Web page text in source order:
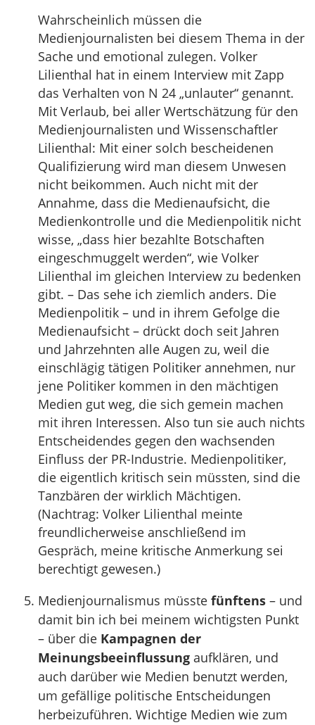
Wahrscheinlich müssen die
Medienjournalisten bei diesem Thema in der
Sache und emotional zulegen. Volker
Lilienthal hat in einem Interview mit Zapp
das Verhalten von N 24 „unlauter“ genannt.
Mit Verlaub, bei aller Wertschätzung für den
Medienjournalisten und Wissenschaftler
Lilienthal: Mit einer solch bescheidenen
Qualifizierung wird man diesem Unwesen
nicht beikommen. Auch nicht mit der
Annahme, dass die Medienaufsicht, die
Medienkontrolle und die Medienpolitik nicht
wisse, „dass hier bezahlte Botschaften
eingeschmuggelt werden“, wie Volker
Lilienthal im gleichen Interview zu bedenken
gibt. – Das sehe ich ziemlich anders. Die
Medienpolitik – und in ihrem Gefolge die
Medienaufsicht – drückt doch seit Jahren
und Jahrzehnten alle Augen zu, weil die
einschlägig tätigen Politiker annehmen, nur
jene Politiker kommen in den mächtigen
Medien gut weg, die sich gemein machen
mit ihren Interessen. Also tun sie auch nichts
Entscheidendes gegen den wachsenden
Einfluss der PR-Industrie. Medienpolitiker,
die eigentlich kritisch sein müssten, sind die
Tanzbären der wirklich Mächtigen.
(Nachtrag: Volker Lilienthal meinte
freundlicherweise anschließend im
Gespräch, meine kritische Anmerkung sei
berechtigt gewesen.)
Medienjournalismus müsste fünftens – und
damit bin ich bei meinem wichtigsten Punkt
– über die Kampagnen der
Meinungsbeeinflussung aufklären, und
auch darüber wie Medien benutzt werden,
um gefällige politische Entscheidungen
herbeizuführen. Wichtige Medien wie zum